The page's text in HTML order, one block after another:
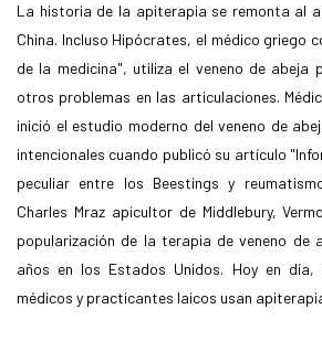
La historia de la apiterapia se remonta al
China. Incluso Hipócrates, el médico griego
de la medicina", utiliza el veneno de
otros problemas en las articulaciones.
inició el estudio moderno del veneno de
intencionales cuando publicó su artículo
peculiar entre los Beestings y
Charles Mraz apicultor de Middlebury,
popularización de la terapia de veneno de
años en los Estados Unidos. Hoy en día,
médicos y practicantes laicos usan